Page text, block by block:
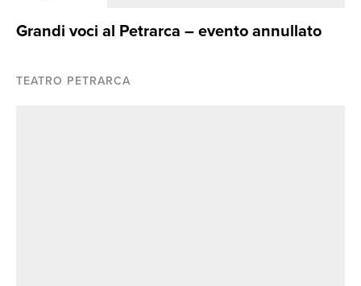
Grandi voci al Petrarca – evento annullato
TEATRO PETRARCA